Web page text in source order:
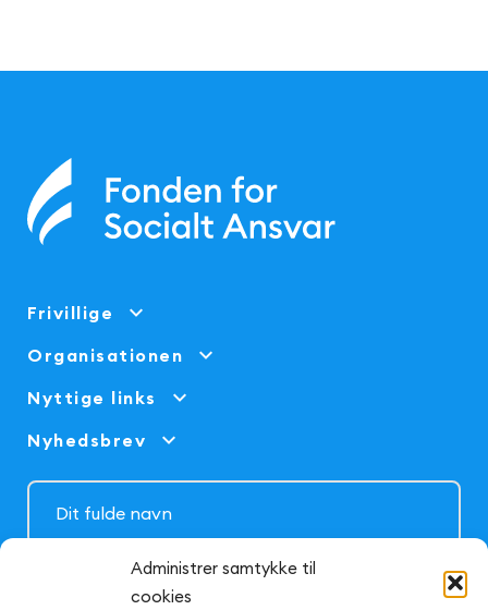
Administrer samtykke til
cookies
Frivillige
Organisationen
Nyttige links
Nyhedsbrev